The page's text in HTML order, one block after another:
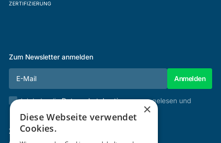
ZERTIFIZIERUNG
Zum Newsletter anmelden
Ich habe dieDatenschutzbestimmungengelesen und
Zertifizierung & Verifikation
Akademie
×
Diese Webseite verwendet
Cookies.